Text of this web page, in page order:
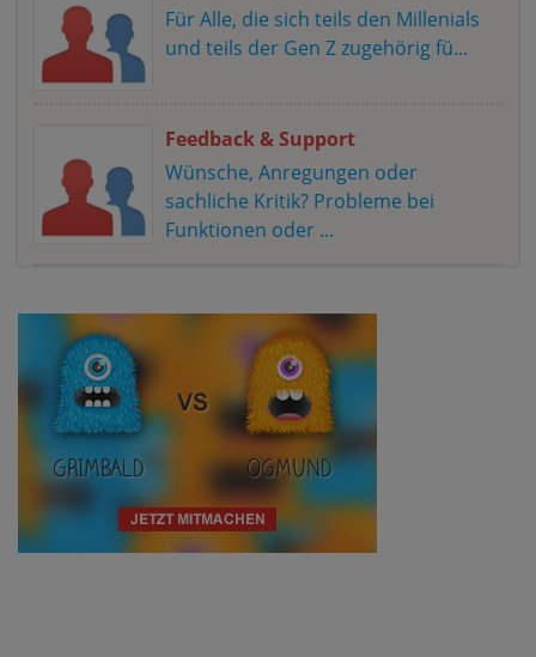
Für Alle, die sich teils den Millenials
und teils der Gen Z zugehörig fü...
Feedback & Support
Wünsche, Anregungen oder
sachliche Kritik? Probleme bei
Funktionen oder ...